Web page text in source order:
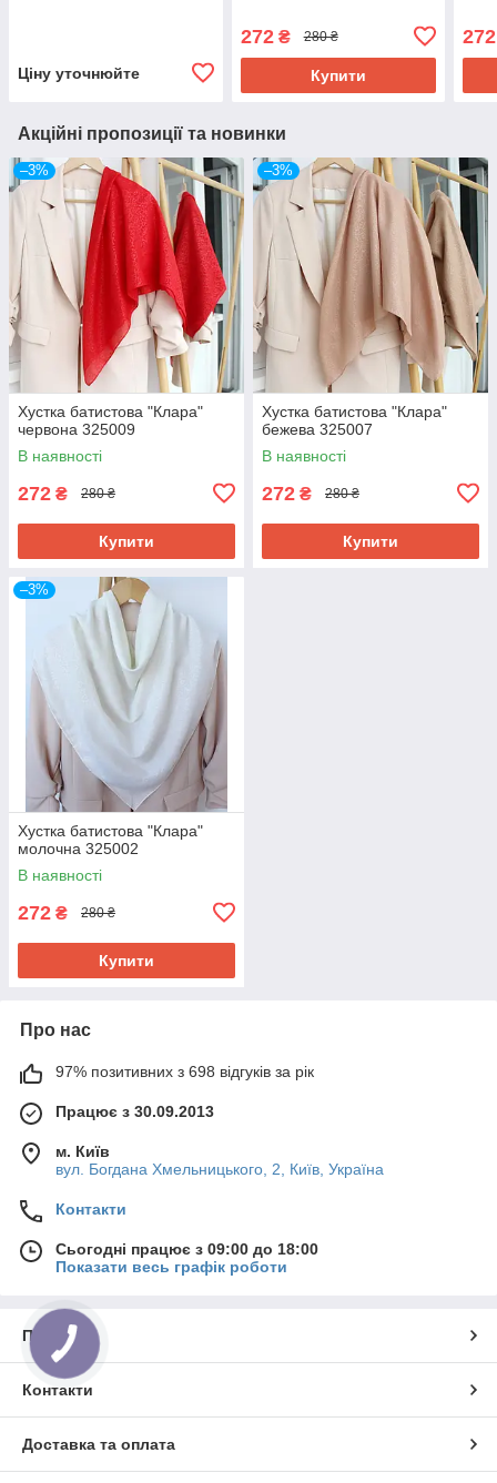
Ціну уточнюйте
272₴ 280 ₴
Купити
272
Акційні пропозиції та новинки
–3%
Хустка батистова "Клара"
червона 325009
В наявності
272 ₴ 280 ₴
Купити
–3%
Хустка батистова "Клара"
бежева 325007
В наявності
272 ₴ 280 ₴
Купити
–3%
Хустка батистова "Клара"
молочна 325002
В наявності
272 ₴ 280 ₴
Купити
Про нас
97% позитивних з 698 відгуків за рік
Працює з 30.09.2013
м. Київ
вул. Богдана Хмельницького, 2, Київ, Україна
Контакти
Сьогодні працює з 09:00 до 18:00
Показати весь графік роботи
Про нас
Контакти
Доставка та оплата